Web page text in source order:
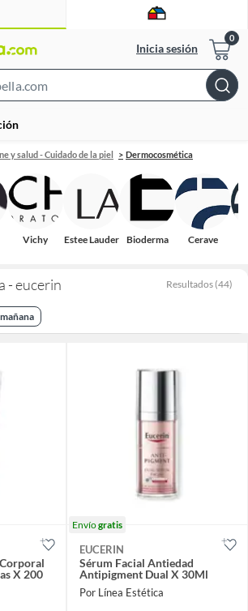
Inicia sesión
Bar
y salud - Cuidado de la piel Dermocosmética
Vichy Estee Lauder Bioderma Cerave
- eucerin Resultados (44)
X 200
Envíogratis
EUCERIN
Sérum Facial Antiedad
Antipigment Dual X 30Ml
Por Línea Estética